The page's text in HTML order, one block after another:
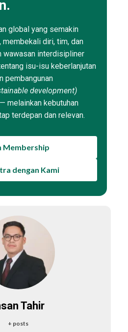
global yang semakin
diri, tim, dan
wawasan interdisipliner
isu-isu keberlanjutan
pembangunan
development)
melainkan kebutuhan
terdepan dan relevan.
Membership
dengan Kami
Tahir
+ posts